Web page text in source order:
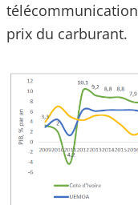
prix du carburant.